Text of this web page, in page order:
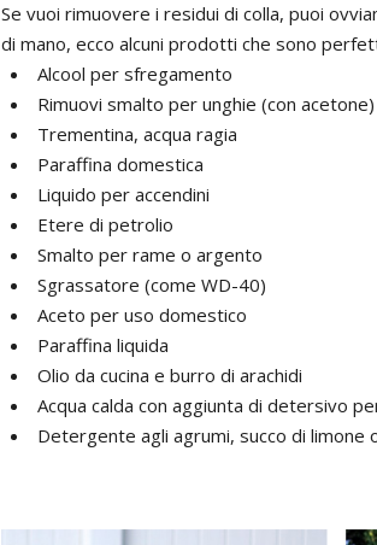
Se vuoi rimuovere i residui di colla, puoi
di mano, ecco alcuni prodotti che sono
Alcool per sfregamento
Rimuovi smalto per unghie (con acetone)
Trementina, acqua ragia
Paraffina domestica
Liquido per accendini
Etere di petrolio
Smalto per rame o argento
Sgrassatore (come WD-40)
Aceto per uso domestico
Paraffina liquida
Olio da cucina e burro di arachidi
Acqua calda con aggiunta di detersivo
Detergente agli agrumi, succo di limone